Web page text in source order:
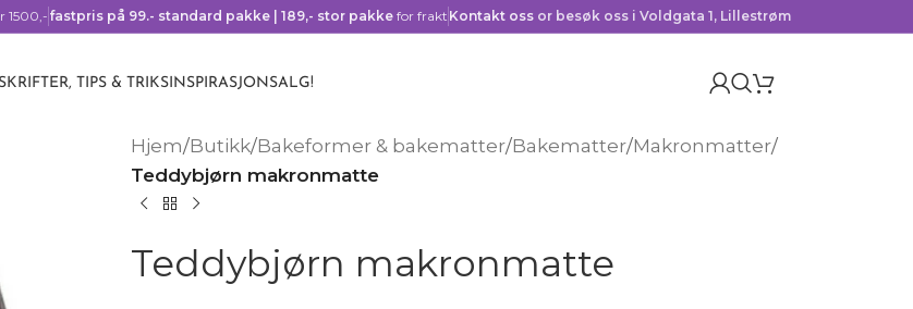
1500,- fastpris på 99.- standard pakke | 189,- stor pakke for frakt Kontakt oss or besøk oss i Voldgata 1, Lillestrøm
TIPS & TRIKS INSPIRASJON SALG!
Hjem/Butikk/Bakeformer & bakematter/Bakematter/Makronmatter/
Teddybjørn makronmatte
Teddybjørn makronmatte